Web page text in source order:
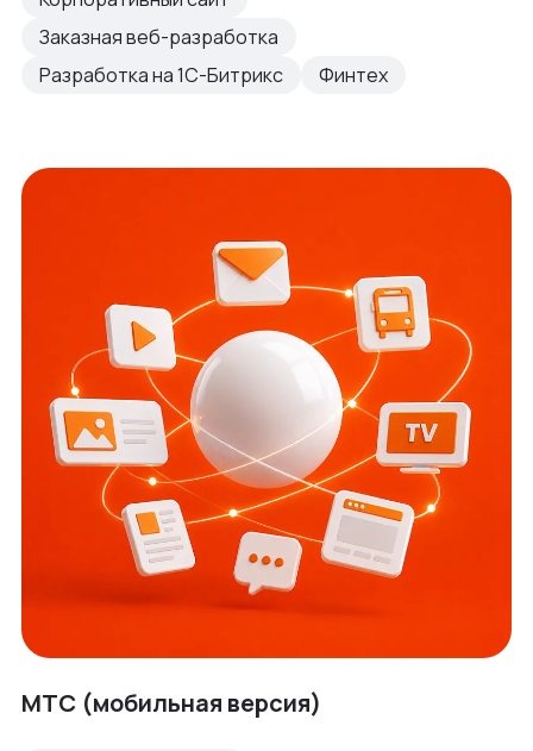
Заказная веб-разработка
Разработка на 1С-Битрикс
Финтех
МТС (мобильная версия)